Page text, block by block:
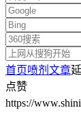
首页喷剂文章
点赞
https://